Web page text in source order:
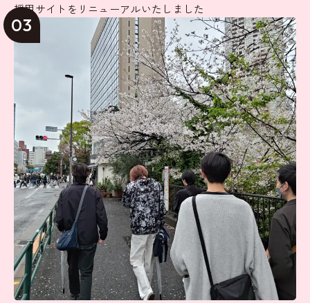
採用サイトをリニューアルいたしました
03